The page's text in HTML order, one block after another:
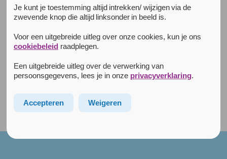
een plek onder de zon
voor iedereen.
Vrijheid die ruimte maakt
Help ons om
zulke mensen te zijn.
(gebed uit Coventryberaad)
Je kunt je toestemming altijd intrekken/ wijzigen via de
zwevende knop die altijd linksonder in beeld is.
Voor een uitgebreide uitleg over onze cookies, kun je ons
cookiebeleidraadplegen.
Een uitgebreide uitleg over de verwerking van
persoonsgegevens, lees je in onze privacyverklaring.
Accepteren Weigeren